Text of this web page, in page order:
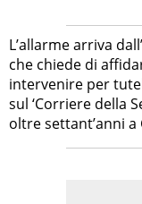
L’allarme arriva dall’
che chiede di
intervenire per
sul ‘Corriere della
oltre settant’anni a